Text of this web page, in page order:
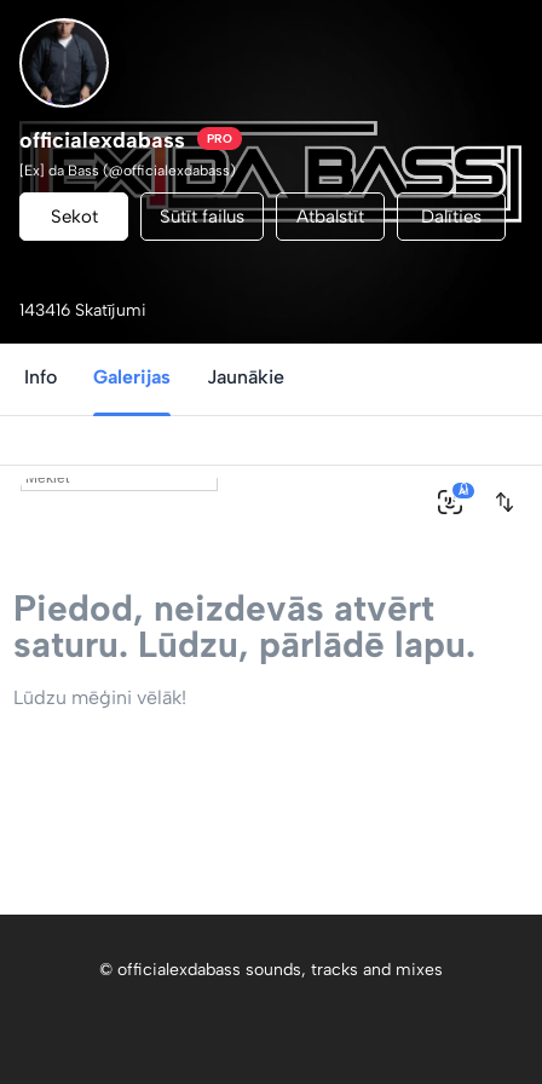
officialexdabass PRO
[Ex] da Bass (@officialexdabass)
Sekot Sūtīt failus Atbalstīt Dalīties
143416 Skatījumi
Info Galerijas Jaunākie
0
AI
Piedod, neizdevās atvērt
saturu. Lūdzu, pārlādē lapu.
Lūdzu mēģini vēlāk!
© officialexdabass sounds, tracks and mixes